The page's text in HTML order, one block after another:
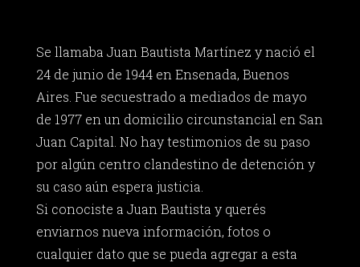
Se llamaba Juan Bautista Martínez y nació el
24 de junio de 1944 en Ensenada, Buenos
Aires. Fue secuestrado a mediados de mayo
de 1977 en un domicilio circunstancial en San
Juan Capital. No hay testimonios de su paso
por algún centro clandestino de detención y
su caso aún espera justicia.
Si conociste a Juan Bautista y querés
enviarnos nueva información, fotos o
cualquier dato que se pueda agregar a esta